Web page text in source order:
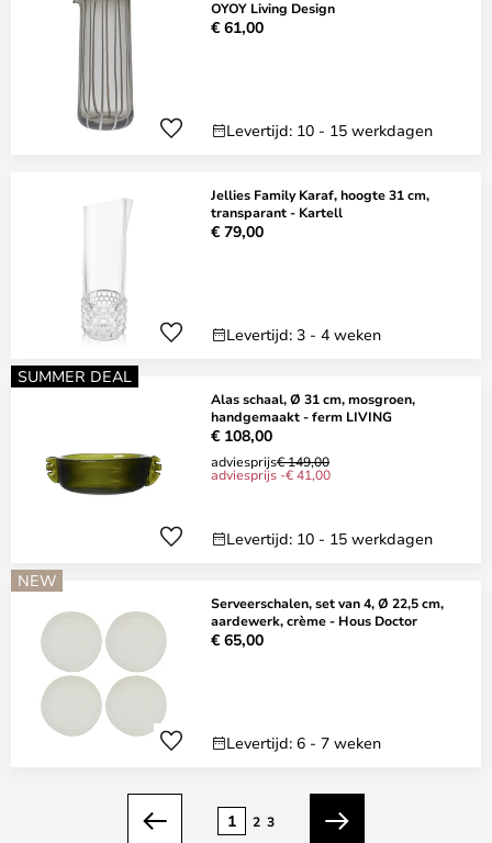
OYOY Living Design
€ 61,00
Levertijd: 10 - 15 werkdagen
Jellies Family Karaf, hoogte 31 cm,
transparant - Kartell
€ 79,00
Levertijd: 3 - 4 weken
SUMMER DEAL
Alas schaal, Ø 31 cm, mosgroen,
handgemaakt - ferm LIVING
€ 108,00
adviesprijs€ 149,00
adviesprijs -€ 41,00
Levertijd: 10 - 15 werkdagen
NEW
Serveerschalen, set van 4, Ø 22,5 cm,
aardewerk, crème - Hous Doctor
€ 65,00
Levertijd: 6 - 7 weken
Vorige
1 2 3
Volgende